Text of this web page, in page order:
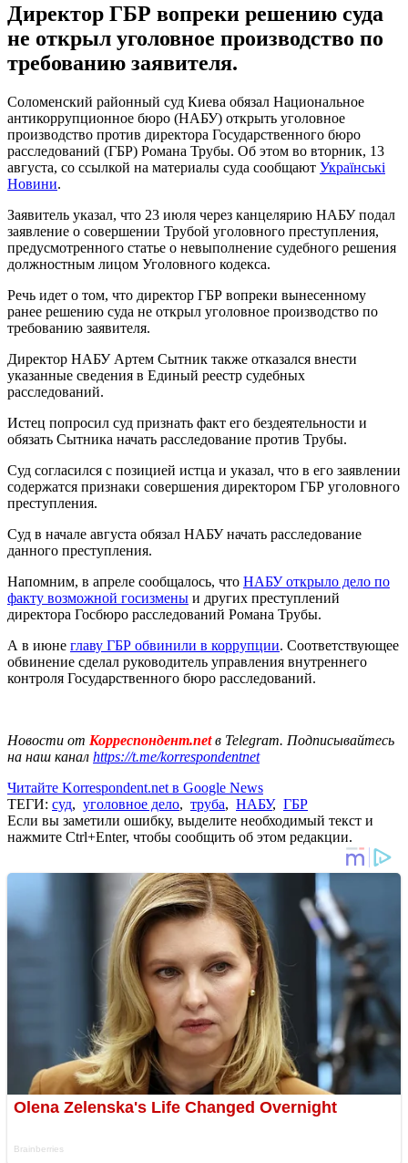
Директор ГБР вопреки решению суда
не открыл уголовное производство по
требованию заявителя.
Соломенский районный суд Киева обязал Национальное
антикоррупционное бюро (НАБУ) открыть уголовное
производство против директора Государственного бюро
расследований (ГБР) Романа Трубы. Об этом во вторник, 13
августа, со ссылкой на материалы суда сообщают Українськi
Новини.
Заявитель указал, что 23 июля через канцелярию НАБУ подал
заявление о совершении Трубой уголовного преступления,
предусмотренного статье о невыполнение судебного решения
должностным лицом Уголовного кодекса.
Речь идет о том, что директор ГБР вопреки вынесенному
ранее решению суда не открыл уголовное производство по
требованию заявителя.
Директор НАБУ Артем Сытник также отказался внести
указанные сведения в Единый реестр судебных
расследований.
Истец попросил суд признать факт его бездеятельности и
обязать Сытника начать расследование против Трубы.
Суд согласился с позицией истца и указал, что в его заявлении
содержатся признаки совершения директором ГБР уголовного
преступления.
Суд в начале августа обязал НАБУ начать расследование
данного преступления.
Напомним, в апреле сообщалось, что НАБУ открыло дело по
факту возможной госизмены и других преступлений
директора Госбюро расследований Романа Трубы.
А в июне главу ГБР обвинили в коррупции. Соответствующее
обвинение сделал руководитель управления внутреннего
контроля Государственного бюро расследований.
Новости от Корреспондент.netв Telegram. Подписывайтесь
на наш канал https://t.me/korrespondentnet
Читайте Korrespondent.net в Google News
ТЕГИ: суд, уголовное дело, труба, НАБУ, ГБР
Если вы заметили ошибку, выделите необходимый текст и
нажмите Ctrl+Enter, чтобы сообщить об этом редакции.